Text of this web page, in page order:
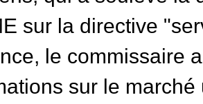
sur la directive
le commissaire
sur le